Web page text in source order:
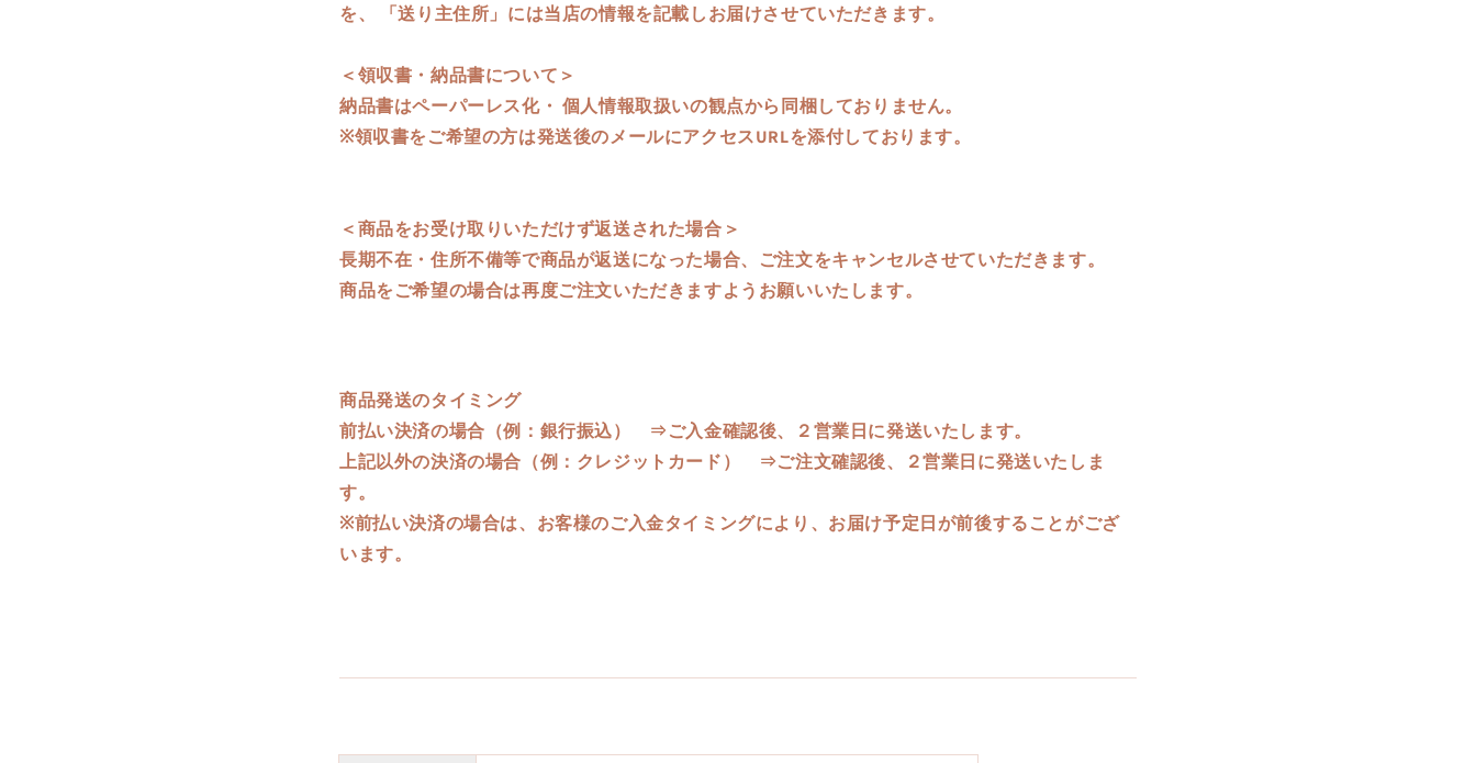
を、 「送り主住所」には当店の情報を記載しお届けさせていただきます。
＜領収書・納品書について＞
納品書はペーパーレス化・ 個人情報取扱いの観点から同梱しておりません。
※領収書をご希望の方は発送後のメールにアクセスURLを添付しております。
＜商品をお受け取りいただけず返送された場合＞
長期不在・住所不備等で商品が返送になった場合、ご注文をキャンセルさせていただきます。
商品をご希望の場合は再度ご注文いただきますようお願いいたします。
商品発送のタイミング
前払い決済の場合（例：銀行振込） ⇒ご入金確認後、２営業日に発送いたします。
上記以外の決済の場合（例：クレジットカード） ⇒ご注文確認後、２営業日に発送いたしま
す。
※前払い決済の場合は、お客様のご入金タイミングにより、お届け予定日が前後することがござ
います。